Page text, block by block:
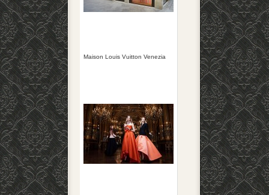
Maison Louis Vuitton Venezia